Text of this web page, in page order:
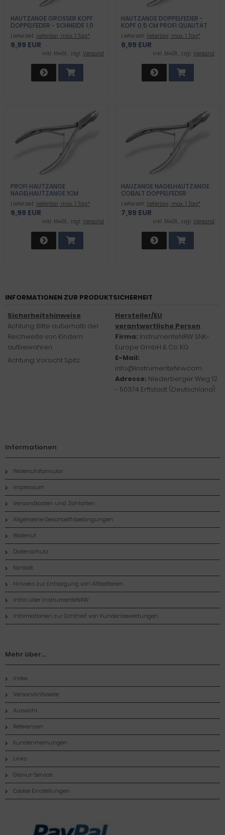
HAUTZANGE GROSSER KOPF D
OPPELFEDER - SCHNEIDE 1,0 C
M PROFI QUALIT
Lieferzeit: lieferbar, max. 1 Tag*
6,99 EUR
inkl .MwSt., zzgl. Versand
HAUTZANGE DOPPELFEDER -
KOPF 0,5 CM PROFI QUALITÄT
Lieferzeit: lieferbar, max. 1 Tag*
6,99 EUR
inkl .MwSt., zzgl. Versand
PROFI HAUTZANGE
NAGELHAUTZANGE 1CM
SCHNITT DF ROSTFREI
Lieferzeit: lieferbar, max. 1 Tag*
6,99 EUR
inkl .MwSt., zzgl. Versand
HAUZANGE NAGELHAUTZANGE
COBALT DOPPELFEDER
Lieferzeit: lieferbar, max. 1 Tag*
7,99 EUR
inkl .MwSt., zzgl. Versand
INFORMATIONEN ZUR PRODUKTSICHERHEIT
Sicherheitshinweise
Achtung: Bitte außerhalb der
Reichweite von Kindern
aufbewahren.
Hersteller/EU
verantwortliche Person
Firma: InstrumenteNRW SNK-
Europe GmbH & Co. KG
E-Mail:
info@InstrumenteNrw.com
Adresse: Niederberger Weg 12
- 50374 Erftstadt (Deutschland)
Achtung: Vorsicht Spitz.
Informationen
Widerrufsformular
Impressum
Versandkosten und Zahlarten
Allgemeine Geschaeftsbedingungen
Widerruf
Datenschutz
Kontakt
Hinweis zur Entsorgung von Altbatterien
Infos über InstrumenteNRW
Informationen zur Echtheit von Kundenbewertungen
Mehr über...
Index
Versandinfoseite
Auswahl
Referenzen
Kundenmeinungen
Links
Gravur-Service
Cookie Einstellungen
Zahlungsmethoden